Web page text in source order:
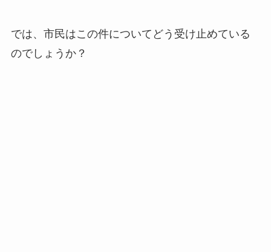
では、市民はこの件についてどう受け止めている
のでしょうか？